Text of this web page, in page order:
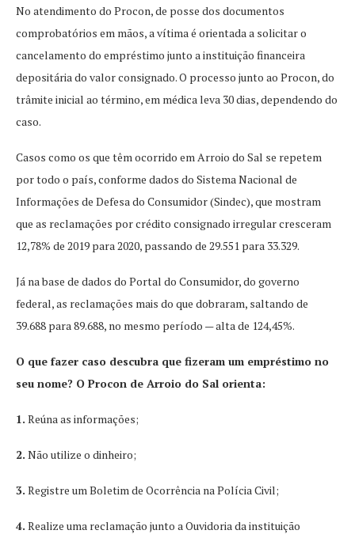
No atendimento do Procon, de posse dos documentos
comprobatórios em mãos, a vítima é orientada a solicitar o
cancelamento do empréstimo junto a instituição financeira
depositária do valor consignado. O processo junto ao Procon, do
trâmite inicial ao término, em médica leva 30 dias, dependendo do
caso.
Casos como os que têm ocorrido em Arroio do Sal se repetem
por todo o país, conforme dados do Sistema Nacional de
Informações de Defesa do Consumidor (Sindec), que mostram
que as reclamações por crédito consignado irregular cresceram
12,78% de 2019 para 2020, passando de 29.551 para 33.329.
Já na base de dados do Portal do Consumidor, do governo
federal, as reclamações mais do que dobraram, saltando de
39.688 para 89.688, no mesmo período — alta de 124,45%.
O que fazer caso descubra que fizeram um empréstimo no
seu nome? O Procon de Arroio do Sal orienta:
1. Reúna as informações;
2. Não utilize o dinheiro;
3. Registre um Boletim de Ocorrência na Polícia Civil;
4. Realize uma reclamação junto a Ouvidoria da instituição